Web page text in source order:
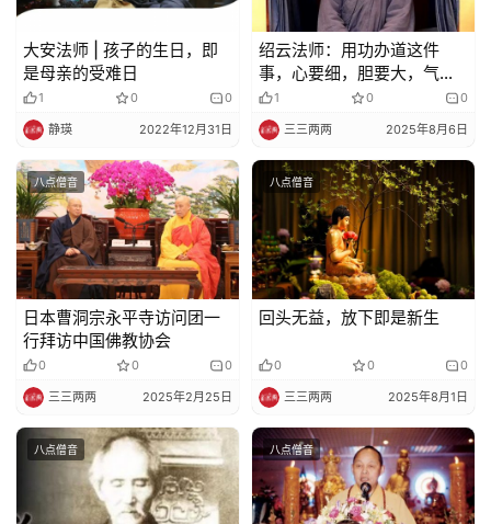
责
声
明
大安法师 | 孩子的生日，即
是母亲的受难日
1 0 0
静瑛 2022年12月31日
绍云法师：用功办道这件
事，心要细，胆要大，气要
刚1 0 0
三三两两 2025年8月6日
八点僧音
日本曹洞宗永平寺访问团一
行拜访中国佛教协会
0 0 0
三三两两 2025年2月25日
八点僧音
回头无益，放下即是新生
0 0 0
三三两两 2025年8月1日
八点僧音 八点僧音